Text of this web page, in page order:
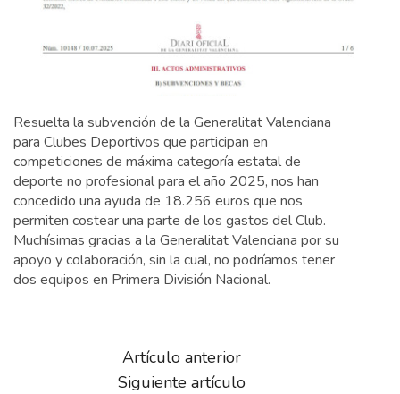
Resuelta la subvención de la Generalitat Valenciana
para Clubes Deportivos que participan en
competiciones de máxima categoría estatal de
deporte no profesional para el año 2025, nos han
concedido una ayuda de 18.256 euros que nos
permiten costear una parte de los gastos del Club.
Muchísimas gracias a la Generalitat Valenciana por su
apoyo y colaboración, sin la cual, no podríamos tener
dos equipos en Primera División Nacional.
Artículo anterior
Siguiente artículo